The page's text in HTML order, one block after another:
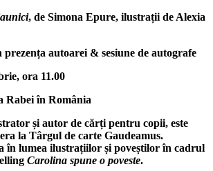
, de Simona Epure, ilustrații de Alexia
autoarei & sesiune de autografe
ora 11.00
Rabei în România
și autor de cărți pentru copii, este
la Târgul de carte Gaudeamus.
în lumea ilustrațiilor și poveștilor în cadrul
Carolina spune o poveste.